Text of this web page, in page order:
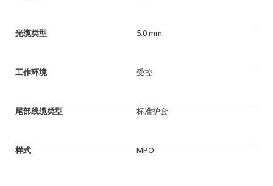
光缆类型 5.0 mm
工作环境 受控
尾部线缆类型 标准护套
样式 MPO